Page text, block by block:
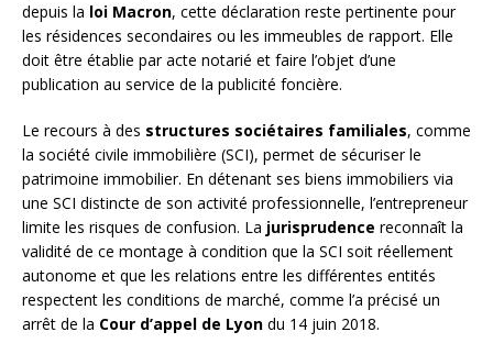
depuis la loi Macron, cette déclaration reste pertinente pour
les résidences secondaires ou les immeubles de rapport. Elle
doit être établie par acte notarié et faire l’objet d’une
publication au service de la publicité foncière.
Le recours à des structures sociétaires familiales, comme
la société civile immobilière (SCI), permet de sécuriser le
patrimoine immobilier. En détenant ses biens immobiliers via
une SCI distincte de son activité professionnelle, l’entrepreneur
limite les risques de confusion. La jurisprudence reconnaît la
validité de ce montage à condition que la SCI soit réellement
autonome et que les relations entre les différentes entités
respectent les conditions de marché, comme l’a précisé un
arrêt de la Cour d’appel de Lyon du 14 juin 2018.